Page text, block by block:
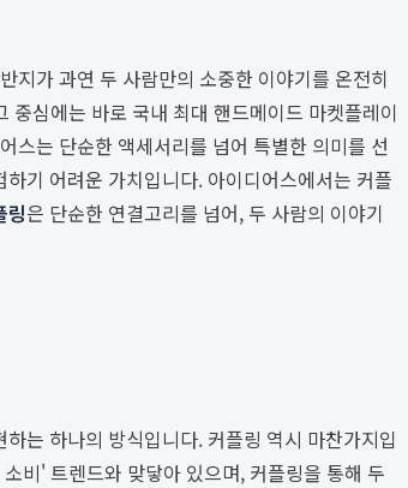
지가 과연 두 사람만의 소중한 이야기를 온전히
심에는 바로 국내 최대 핸드메이드 마켓플레이
스는 단순한 액세서리를 넘어 특별한 의미를 선
기 어려운 가치입니다. 아이디어스에서는 커플
링은 단순한 연결고리를 넘어, 두 사람의 이야기
는 하나의 방식입니다. 커플링 역시 마찬가지입
비' 트렌드와 맞닿아 있으며, 커플링을 통해 두